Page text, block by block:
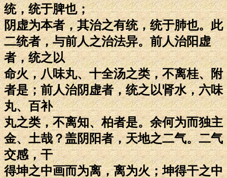
统，统于脾也；
阴虚为本者，其治之有统，统于肺也。此
二统者，与前人之治法异。前人治阳虚
者，统之以
命火，八味丸、十全汤之类，不离桂、附
者是；前人治阴虚者，统之以肾水，六味
丸、百补
丸之类，不离知、柏者是。余何为而独主
金、土哉？盖阴阳者，天地之二气。二气
交感，干
得坤之中画而为离，离为火；坤得干之中